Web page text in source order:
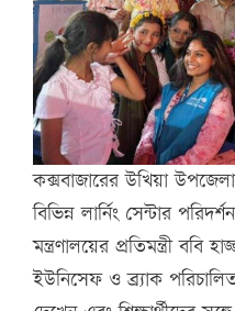
কক্সবাজারের উখিয়া
বিভিন্ন লার্নিং সেন্টার
মন্ত্রণালয়ের প্রতিমন্ত্রী ববি
ইউনিসেফ ও ব্র্যাক